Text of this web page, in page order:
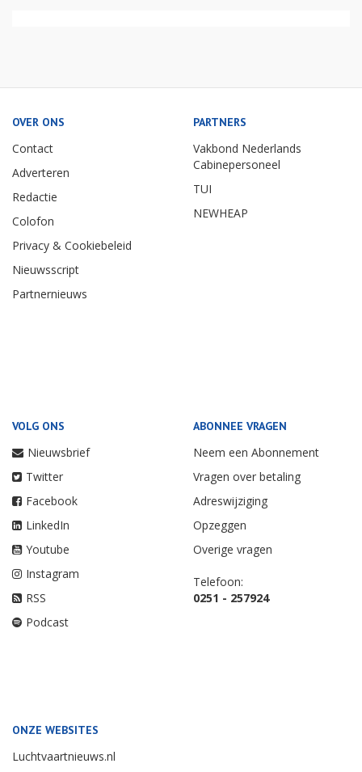
OVER ONS
Contact
Adverteren
Redactie
Colofon
Privacy & Cookiebeleid
Nieuwsscript
Partnernieuws
PARTNERS
Vakbond Nederlands
Cabinepersoneel
TUI
NEWHEAP
VOLG ONS
Nieuwsbrief
Twitter
Facebook
LinkedIn
Youtube
Instagram
RSS
Podcast
ABONNEE VRAGEN
Neem een Abonnement
Vragen over betaling
Adreswijziging
Opzeggen
Overige vragen
Telefoon:
0251 - 257924
ONZE WEBSITES
Luchtvaartnieuws.nl